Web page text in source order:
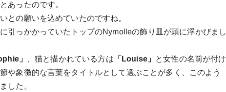
あったのです。
との願いを込めていたのですね。
引っかかっていたトップのNymolleの飾り皿が頭に浮かびまし
」 、猫と描かれている方は 「Louise」 と女性の名前が付け
や象徴的な言葉をタイトルとして選ぶことが多く、このよう
した。